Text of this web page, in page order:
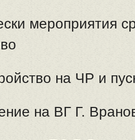
мероприятия
на ЧР и
на ВГ Г.